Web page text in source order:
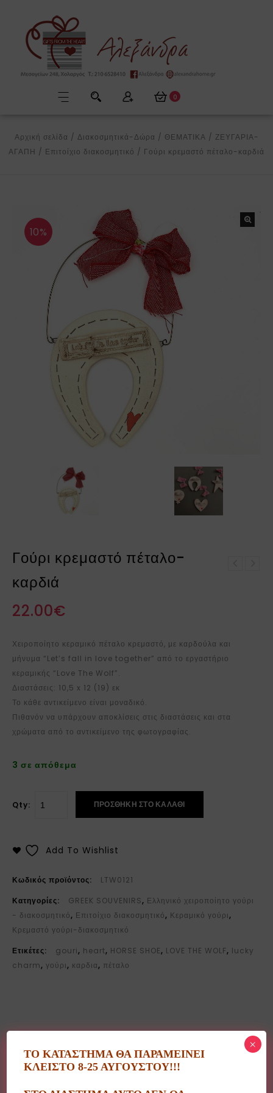
0
Αρχική σελίδα / Διακοσμητικά-Δώρα / ΘΕΜΑΤΙΚΑ / ΖΕΥΓΑΡΙΑ-
ΑΓΑΠΗ / Επιτοίχιο διακοσμητικό / Γούρι κρεμαστό πέταλο-καρδιά
10%
Γούρι κρεμαστό πέταλο-
καρδιά
22.00€
Χειροποίητο κεραμικό πέταλο κρεμαστό, με καρδούλα και
μήνυμα “Let’s fall in love together” από το εργαστήριο
κεραμικής “Love The Wolf”.
Διαστάσεις: 10,5 x 12 (19) εκ
Το κάθε αντικείμενο είναι μοναδικό.
Πιθανόν να υπάρχουν αποκλίσεις στις διαστάσεις και στα
χρώματα από το αντικείμενο της φωτογραφίας.
3 σε απόθεμα
Qty: ΠΡΟΣΘΉΚΗ ΣΤΟ ΚΑΛΆΘΙ
Add To Wishlist
Κωδικός προϊόντος:
LTW0121
Κατηγορίες:
GREEK SOUVENIRS, Ελληνικό χειροποίητο γούρι
- διακοσμητικό, Επιτοίχιο διακοσμητικό, Κεραμικό γούρι,
Κρεμαστό γούρι-διακοσμητικό
Ετικέτες:
gouri, heart, HORSE SHOE, LOVE THE WOLF, lucky
charm, γούρι, καρδια, πέταλο
Επιπλέον πληροφορίες
ΤΟ ΚΑΤΑΣΤΗΜΑ ΘΑ ΠΑΡΑΜΕΙΝΕΙ
ΚΛΕΙΣΤΟ 8-25 ΑΥΓΟΥΣΤΟΥ!!!
×